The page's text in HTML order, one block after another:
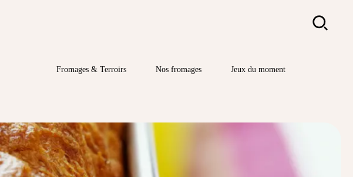
Rechercher
Fromages & Terroirs Nos fromages Jeux du moment